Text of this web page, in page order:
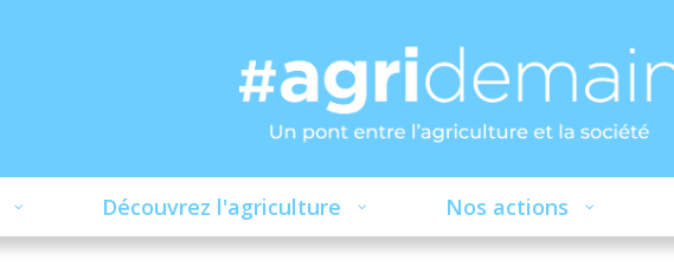
Découvrez l'agriculture Nos actions